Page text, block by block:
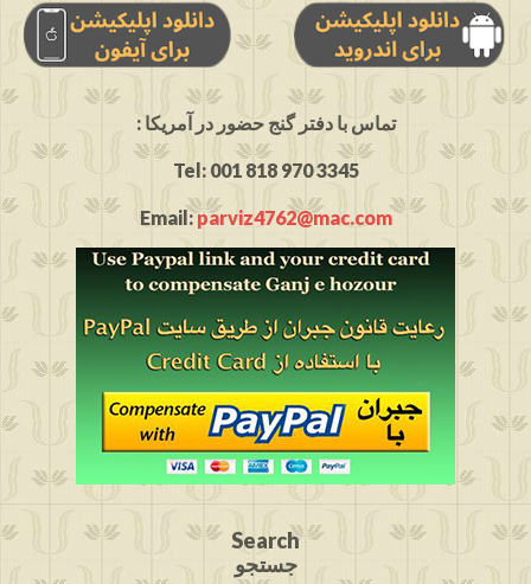
: تماس با دفتر گنج حضور در آمریکا
Tel: 001 818 970 3345
Email:parviz4762@mac.com
Search
جستجو